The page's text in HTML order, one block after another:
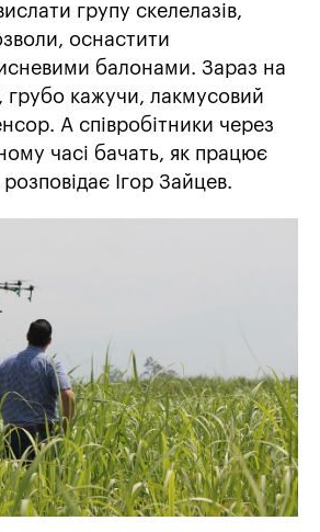
групу скелелазів,
оснастити
балонами. Зараз на
грубо кажучи, лакмусовий
А співробітники через
часі бачать, як працює
Ігор Зайцев.